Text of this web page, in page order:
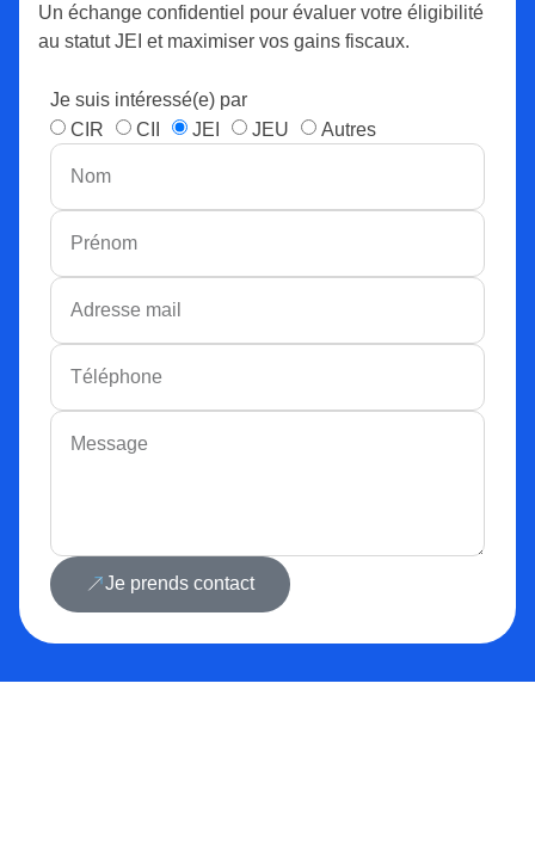
Un échange confidentiel pour évaluer votre éligibilité
au statut JEI et maximiser vos gains fiscaux.
Je suis intéressé(e) par
CIR
CII JEI JEU Autres
Je prends contact